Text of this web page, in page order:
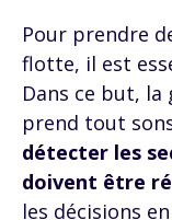
Pour prendre
flotte, il est
Dans ce but, la
prend tout
détecter les
doivent être
les décisions